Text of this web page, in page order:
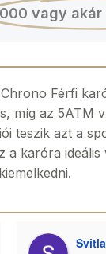
vagy
Férfi
míg az 5ATM
teszik azt a
karóra